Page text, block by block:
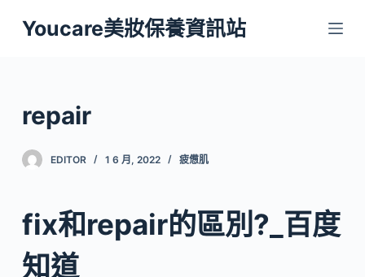
跳
至
容
Youcare美妝保養資訊站
repair
EDITOR 1 6 月, 2022 疲憊肌
fix和repair的區別?_百度
知道